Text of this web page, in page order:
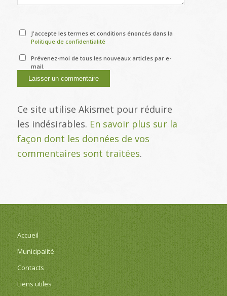
J'accepte les termes et conditions énoncés dans la
Politique de confidentialité
Prévenez-moi de tous les nouveaux articles par e-
mail.
Ce site utilise Akismet pour réduire
les indésirables. En savoir plus sur la
façon dont les données de vos
commentaires sont traitées.
Accueil
Municipalité
Contacts
Liens utiles